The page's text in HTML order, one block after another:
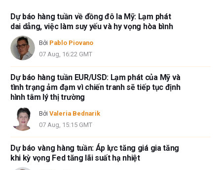
Dự báo hàng tuần về đồng đô la Mỹ: Lạm phát
dai dẳng, việc làm suy yếu và hy vọng hòa bình
Bởi Pablo Piovano
07 Aug, 16:22 GMT
Dự báo hàng tuần EUR/USD: Lạm phát của Mỹ và
tình trạng ảm đạm vì chiến tranh sẽ tiếp tục định
hình tâm lý thị trường
Bởi Valeria Bednarik
07 Aug, 15:15 GMT
Dự báo vàng hàng tuần: Áp lực tăng giá gia tăng
khi kỳ vọng Fed tăng lãi suất hạ nhiệt